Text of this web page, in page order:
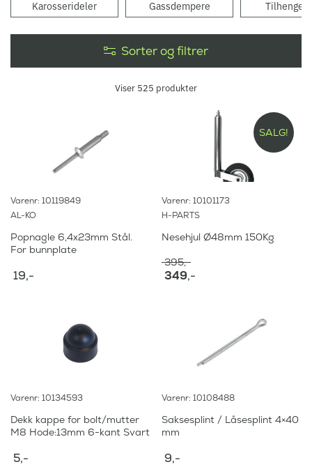
Karosserideler Gassdempere
Sorter og filtrer
Viser 525 produkter
Varenr: 10119849
AL-KO
Popnagle 6,4x23mm Stål.
For bunnplate
19,-
SALG!
Varenr: 10101173
H-PARTS
Nesehjul Ø48mm 150Kg
395,-
O
g
r
i
v
349,-
p
r
i
s
e
Varenr: 10134593
Dekk kappe for bolt/mutter
M8 Hode:13mm 6-kant Svart
5,-
Varenr: 10108488
Saksesplint / Låsesplint 4×40
mm
9,-